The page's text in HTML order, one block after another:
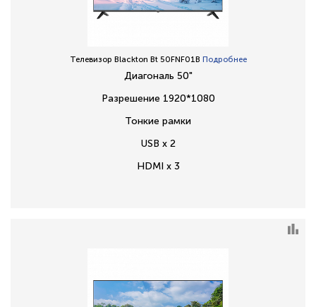
Телевизор Blackton Bt 50FNF01B Подробнее
Диагональ 50"
Разрешение 1920*1080
Тонкие рамки
USB x 2
HDMI x 3